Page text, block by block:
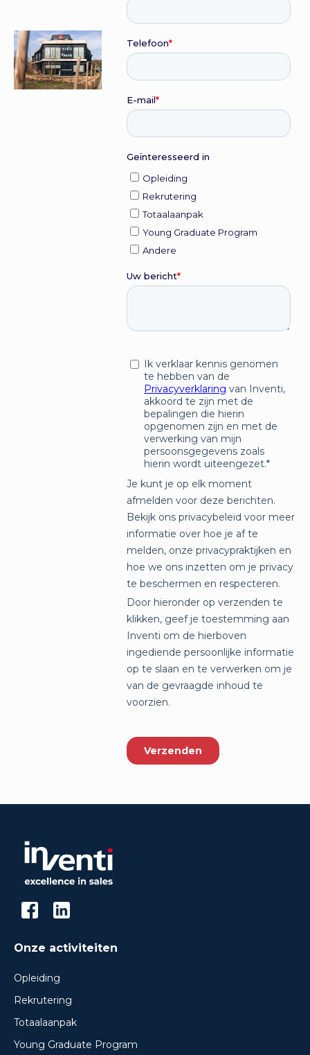
Onze activiteiten
Opleiding
Rekrutering
Totaalaanpak
Young Graduate Program